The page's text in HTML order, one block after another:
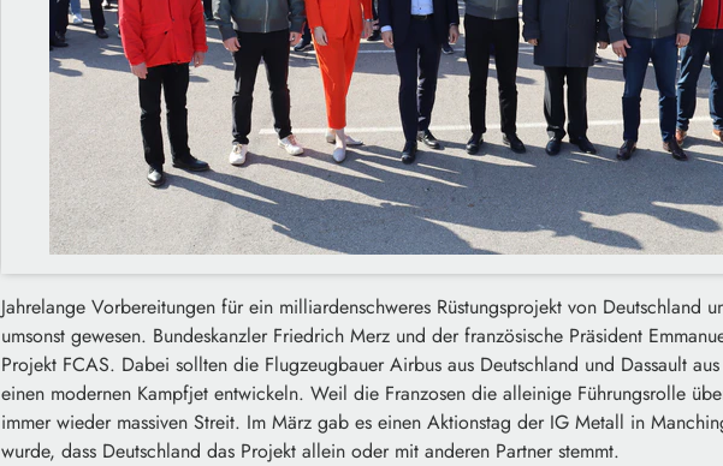
Jahrelange Vorbereitungen für ein milliardenschweres Rüstungsprojekt von Deutschland
umsonst gewesen. Bundeskanzler Friedrich Merz und der französische Präsident
Projekt FCAS. Dabei sollten die Flugzeugbauer Airbus aus Deutschland und Dassault
einen modernen Kampfjet entwickeln. Weil die Franzosen die alleinige Führungsrolle
immer wieder massiven Streit. Im März gab es einen Aktionstag der IG Metall in
wurde, dass Deutschland das Projekt allein oder mit anderen Partner stemmt.